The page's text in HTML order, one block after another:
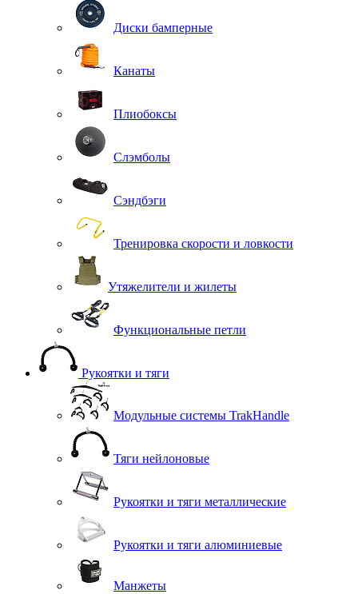
Диски бамперные
Канаты
Плиобоксы
Слэмболы
Сэндбэги
Тренировка скорости и ловкости
Утяжелители и жилеты
Функциональные петли
Рукоятки и тяги
Модульные системы TrakHandle
Тяги нейлоновые
Рукоятки и тяги металлические
Рукоятки и тяги алюминиевые
Манжеты